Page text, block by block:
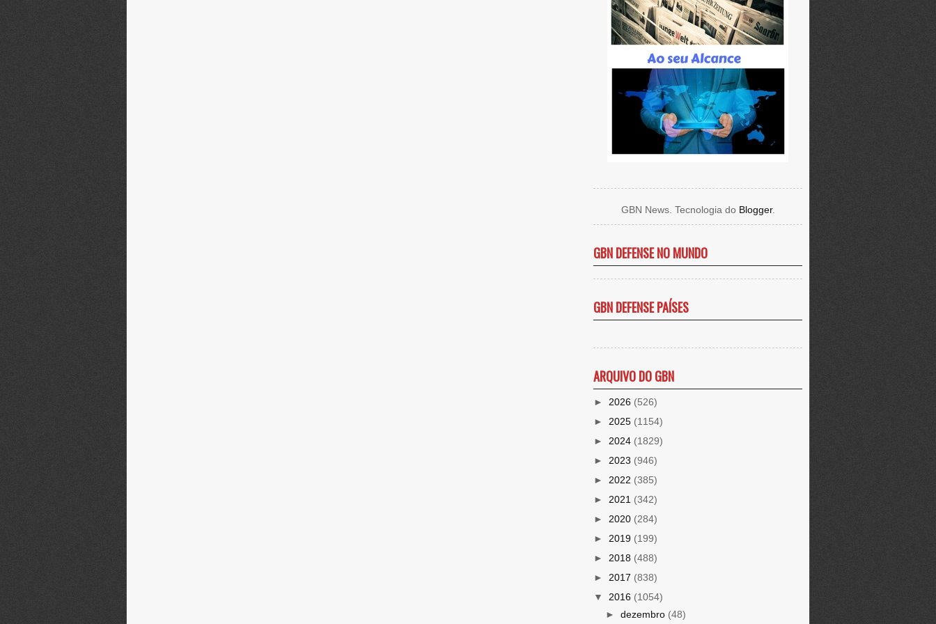
GBN News. Tecnologia do Blogger.
GBN DEFENSE NO MUNDO
GBN DEFENSE PAÍSES
ARQUIVO DO GBN
► 2026 (526)
► 2025 (1154)
► 2024 (1829)
► 2023 (946)
► 2022 (385)
► 2021 (342)
► 2020 (284)
► 2019 (199)
► 2018 (488)
► 2017 (838)
▼ 2016 (1054)
► dezembro (48)